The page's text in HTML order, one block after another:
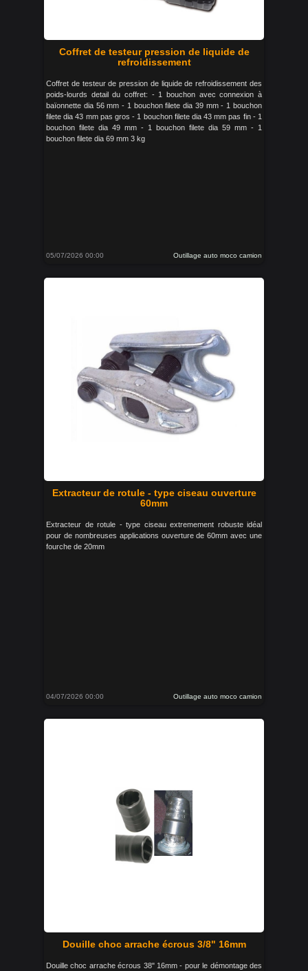
Coffret de testeur pression de liquide de
refroidissement
Coffret de testeur de pression de liquide de refroidissement des
poids-lourds detail du coffret: - 1 bouchon avec connexion à
baïonnette dia 56 mm - 1 bouchon filete dia 39 mm - 1 bouchon
filete dia 43 mm pas gros - 1 bouchon filete dia 43 mm pas fin - 1
bouchon filete dia 49 mm - 1 bouchon filete dia 59 mm - 1
bouchon filete dia 69 mm 3 kg
05/07/2026 00:00 Outillage auto moco camion
Extracteur de rotule - type ciseau ouverture
60mm
Extracteur de rotule - type ciseau extremement robuste idéal
pour de nombreuses applications ouverture de 60mm avec une
fourche de 20mm
04/07/2026 00:00 Outillage auto moco camion
Douille choc arrache écrous 3/8" 16mm
Douille choc arrache écrous 38" 16mm - pour le démontage des